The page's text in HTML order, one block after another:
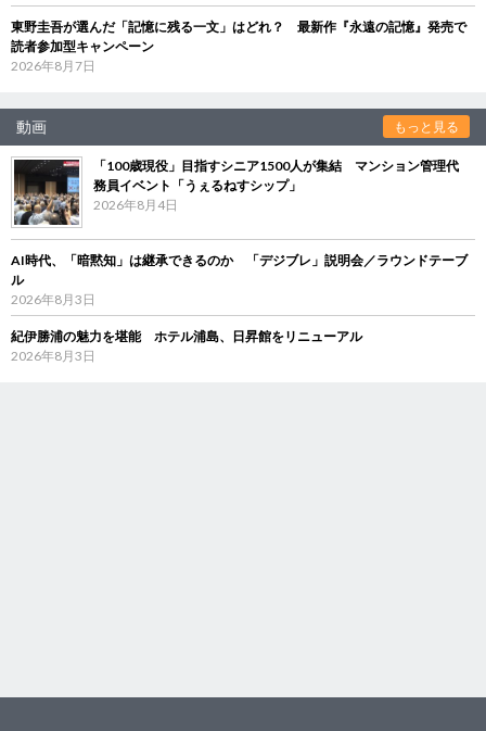
東野圭吾が選んだ「記憶に残る一文」はどれ？ 最新作『永遠の記憶』発売で
読者参加型キャンペーン
2026年8月7日
動画 もっと見る
「100歳現役」目指すシニア1500人が集結 マンション管理代
務員イベント「うぇるねすシップ」
2026年8月4日
AI時代、「暗黙知」は継承できるのか 「デジブレ」説明会／ラウンドテーブ
ル
2026年8月3日
紀伊勝浦の魅力を堪能 ホテル浦島、日昇館をリニューアル
2026年8月3日